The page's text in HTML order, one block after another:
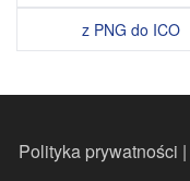
z PNG do ICO
Polityka prywatności |